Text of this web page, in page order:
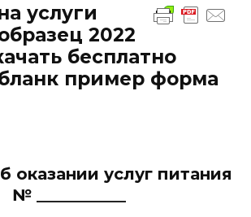
услуги
2022
бесплатно
пример форма
оказании услуг питания
№ ___________